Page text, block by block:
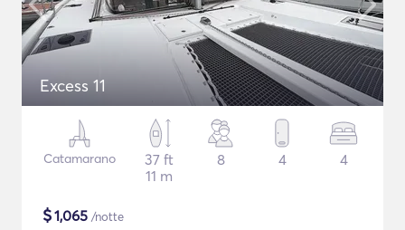
Excess 11
Catamarano
37 ft
11 m
8 4 4
$1,065 /notte